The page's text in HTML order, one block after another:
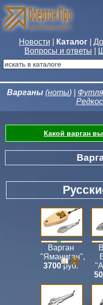
Новости Каталог|
Вопросы и ответы
Варганы (ноты) |
Какой варган
Варган
"Яманиган",
3700руб.